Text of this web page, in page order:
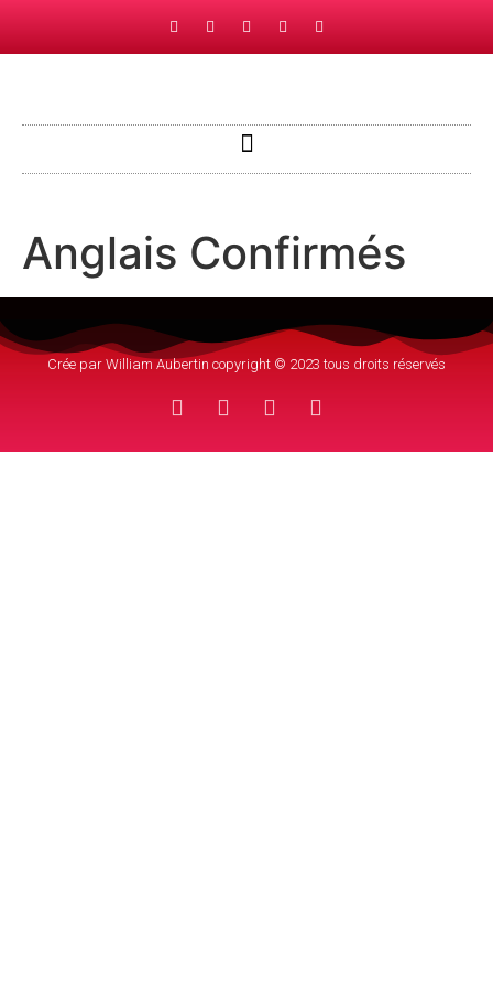
Anglais Confirmés
Crée par William Aubertin copyright © 2023 tous droits réservés